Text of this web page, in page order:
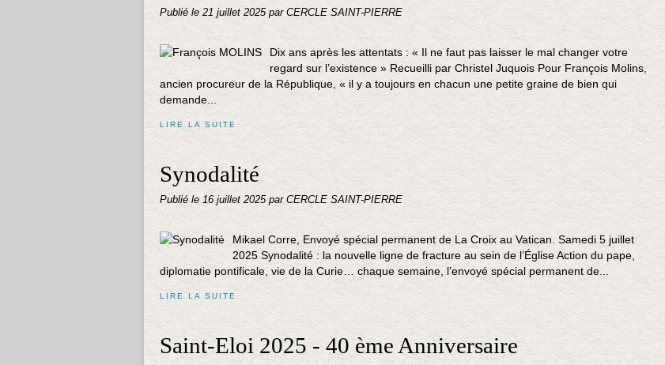
Publié le 21 juillet 2025 par CERCLE SAINT-PIERRE
Dix ans après les attentats : « Il ne faut pas laisser le mal changer votre
regard sur l’existence » Recueilli par Christel Juquois Pour François Molins,
ancien procureur de la République, « il y a toujours en chacun une petite graine de bien qui
demande...
LIRE LA SUITE
Synodalité
Publié le 16 juillet 2025 par CERCLE SAINT-PIERRE
Mikael Corre, Envoyé spécial permanent de La Croix au Vatican. Samedi 5 juillet
2025 Synodalité : la nouvelle ligne de fracture au sein de l’Église Action du pape,
diplomatie pontificale, vie de la Curie… chaque semaine, l’envoyé spécial permanent de...
LIRE LA SUITE
Saint-Eloi 2025 - 40 ème Anniversaire